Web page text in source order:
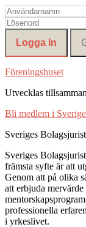
Föreningshuset
Utvecklas
Bli medlem i
Sveriges
Sveriges
främsta syfte är att
Genom att på olika
att erbjuda
professionella
i yrkeslivet.